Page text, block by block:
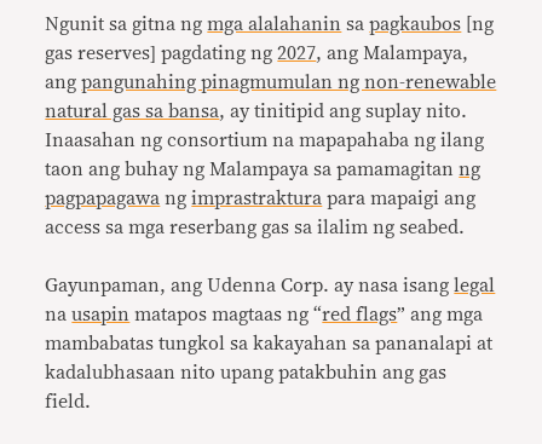
Ngunit sa gitna ngmga alalahanin sapagkaubos [ng
gas reserves] pagdating ng2027, ang Malampaya,
angpangunahing pinagmumulan ng non-renewable
natural gas sa bansa, ay tinitipid ang suplay nito.
Inaasahan ng consortium na mapapahaba ng ilang
taon ang buhay ng Malampaya sa pamamagitanng
pagpapagawa ngimprastraktura para mapaigi ang
access sa mga reserbang gas sa ilalim ng seabed.
Gayunpaman, ang Udenna Corp. ay nasa isanglegal
nausapin matapos magtaas ng “red flags” ang mga
mambabatas tungkol sa kakayahan sa pananalapi at
kadalubhasaan nito upang patakbuhin ang gas
field.